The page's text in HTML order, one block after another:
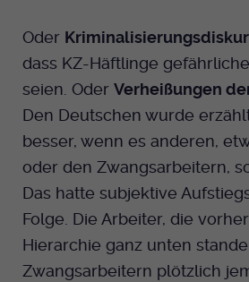
Oder
dass KZ-Häftlinge
seien. Oder Verheißungen
Den Deutschen wurde
besser, wenn es anderen,
oder den Zwangsarbeitern,
Das hatte subjektive
Folge. Die Arbeiter, die
Hierarchie ganz unten
Zwangsarbeitern plötzlich